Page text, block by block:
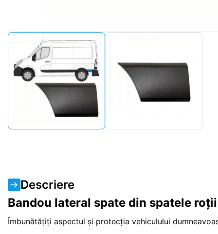
Tesla
Volkswagen
Descriere
Bandou lateral spate din spatele
Îmbunătățiți aspectul și protecția vehiculului